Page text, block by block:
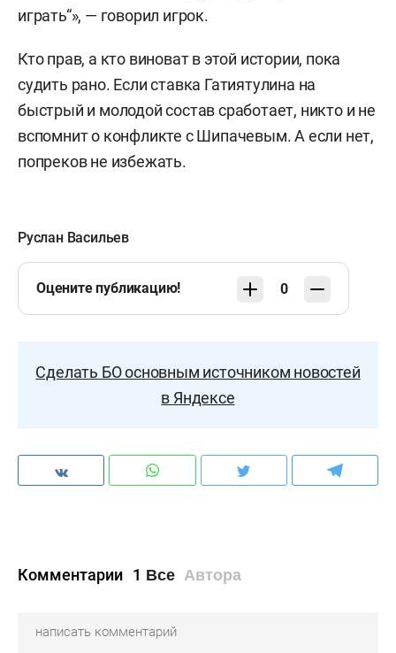
играть“», — говорил игрок.
Кто прав, а кто виноват в этой истории, пока
судить рано. Если ставка Гатиятулина на
быстрый и молодой состав сработает, никто и не
вспомнит о конфликте с Шипачевым. А если нет,
попреков не избежать.
Руслан Васильев
Оцените публикацию! 0
Сделать БО основным источником новостей
в Яндексе
Комментарии 1 Все Автора